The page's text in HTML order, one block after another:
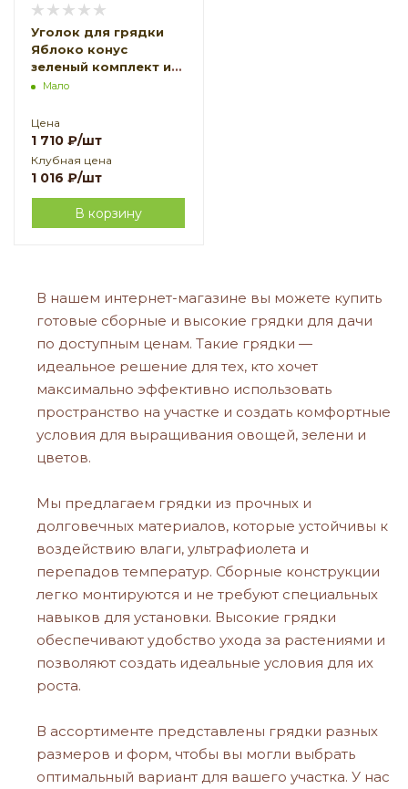
Уголок для грядки
Яблоко конус
зеленый комплект из
4 шт МС-Про
Мало
Цена
1 710 ₽/шт
Клубная цена
1 016 ₽/шт
В корзину
В нашем интернет-магазине вы можете купить
готовые сборные и высокие грядки для дачи
по доступным ценам. Такие грядки —
идеальное решение для тех, кто хочет
максимально эффективно использовать
пространство на участке и создать комфортные
условия для выращивания овощей, зелени и
цветов.
Мы предлагаем грядки из прочных и
долговечных материалов, которые устойчивы к
воздействию влаги, ультрафиолета и
перепадов температур. Сборные конструкции
легко монтируются и не требуют специальных
навыков для установки. Высокие грядки
обеспечивают удобство ухода за растениями и
позволяют создать идеальные условия для их
роста.
В ассортименте представлены грядки разных
размеров и форм, чтобы вы могли выбрать
оптимальный вариант для вашего участка. У нас